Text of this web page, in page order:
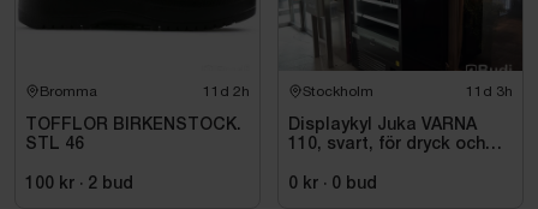
Bromma 11d 2h
TOFFLOR BIRKENSTOCK.
STL 46
100 kr · 2 bud
Stockholm 11d 3h
Displaykyl Juka VARNA
110, svart, för dryck och
0 kr · 0 bud